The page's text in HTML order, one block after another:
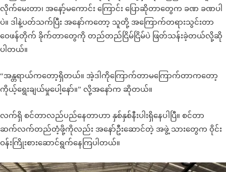
လိုက်မေးတာ၊ အနော့်မကောင်း ကြောင်း ပြောဆိုတာတွေက ခဏ ခဏပါ
ပဲ။ ဒါနဲ့ပတ်သက်ပြီး အနော်ကတော့ သူတို့ အကြောက်တရားသွင်းတာ
ဝေဖန်တိုက် ခိုက်တာတွေကို တည်တည်ငြိမ်ငြိမ်ပဲ ဖြတ်သန်းခဲ့တယ်လို့ဆို
ပါတယ်။
“အန္တရာယ်ကတော့ရှိတယ်။ အဲ့ဒါကိုကြောက်တာမကြောက်တာကတော့
ကိုယ့်ရွေးချယ်မှုပေါ့နော်။” လို့အနော်က ဆိုတယ်။
လက်ရှိ စင်တာလည်ပည်နေတာဟာ နှစ်နှစ်နီးပါးရှိနေပါပြီ။ စင်တာ
ဆက်လက်တည်တံ့ဖို့ကိုလည်း အနော်ဦးဆောင်တဲ့ အဖွဲ့ သားတွေက ၀ိုင်း
ဝန်းကြိုးစားဆောင်ရွက်နေကြပါတယ်။